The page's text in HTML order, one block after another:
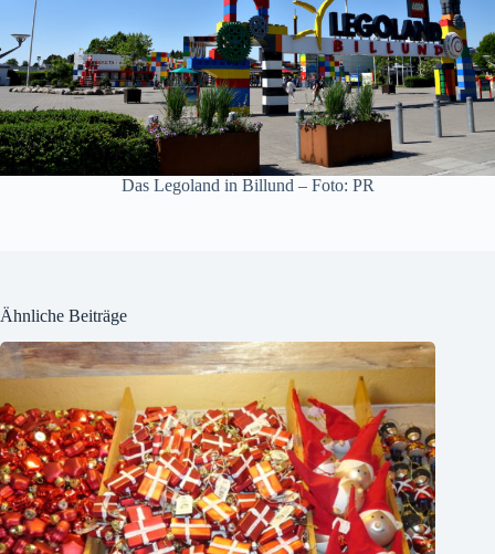
Das Legoland in Billund – Foto: PR
Ähnliche Beiträge